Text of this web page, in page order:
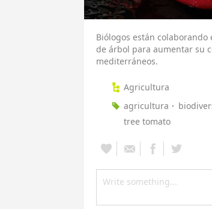
Biólogos están
de árbol para aumentar su
mediterráneos.
Agricultura
agricultura
tree tomato